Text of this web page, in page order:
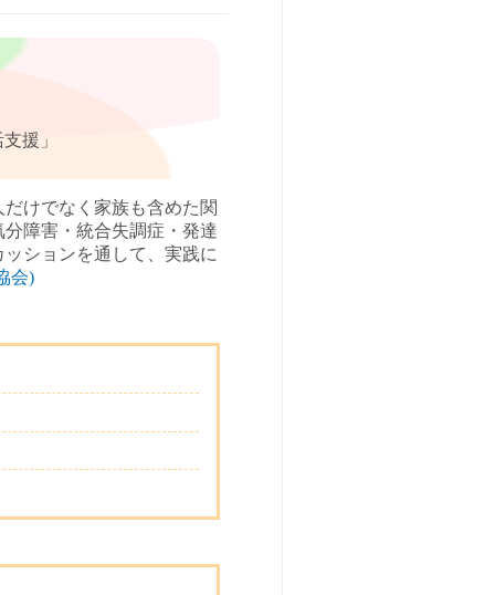
援」
けでなく家族も含めた関
障害・統合失調症・発達
ションを通して、実践に
会)